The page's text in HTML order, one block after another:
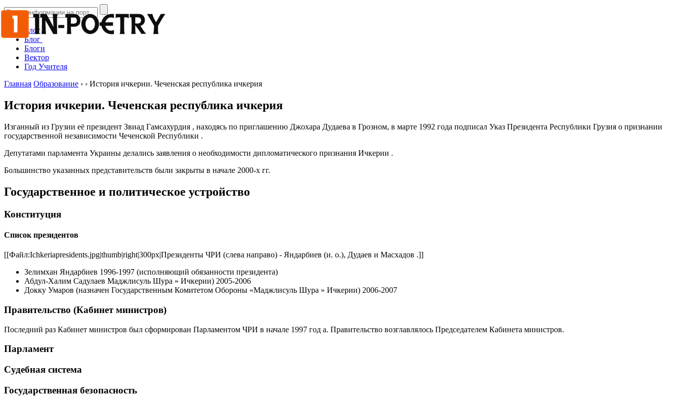
Блог
Блог
Блоги
Вектор
Год Учителя
Главная Образование › › История ичкерии. Чеченская республика ичкерия
История ичкерии. Чеченская республика ичкерия
Изганный из Грузии её президент Звиад Гамсахурдия , находясь по приглашению Джохара Дудаева в Грозном, в марте 1992 года подписал Указ Президента Республики Грузия о признании
государственной независимости Чеченской Республики .
Депутатами парламента Украины делались заявления о необходимости дипломатического признания Ичкерии .
Большинство указанных представительств были закрыты в начале 2000-х гг.
Государственное и политическое устройство
Конституция
Список президентов
[[Файл:Ichkeriapresidents.jpg|thumb|right|300px|Президенты ЧРИ (слева направо) - Яндарбиев (и. о.), Дудаев и Масхадов .]]
Зелимхан Яндарбиев 1996-1997 (исполняющий обязанности президента)
Абдул-Халим Садулаев Маджлисуль Шура » Ичкерии) 2005-2006
Докку Умаров (назначен Государственным Комитетом Обороны «Маджлисуль Шура » Ичкерии) 2006-2007
Правительство (Кабинет министров)
Последний раз Кабинет министров был сформирован Парламентом ЧРИ в начале 1997 год а. Правительство возглавлялось Председателем Кабинета министров.
Парламент
Судебная система
Государственная безопасность